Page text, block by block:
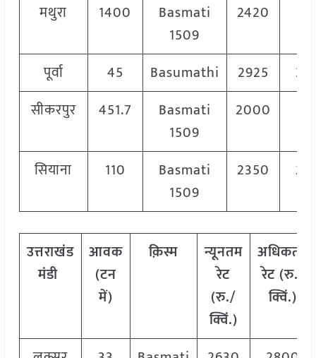
मथुरा 1400
Basmati
1509
2420
पूर्वा 45 Basumathi 2925
सीकरपुर
451.7
Basmati
1509
2000
सियाना 110
Basmati
1509
2350
उत्तराखंड
मंडी
आवक
(टन
में)
क़िस्म
न्यूनतम
रेट
(रु./
क्विं.)
अधिकतम
रेट (रु./
क्विं.)